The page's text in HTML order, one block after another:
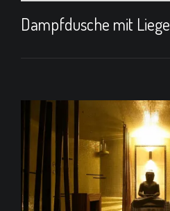
Dampfdusche mit Liege